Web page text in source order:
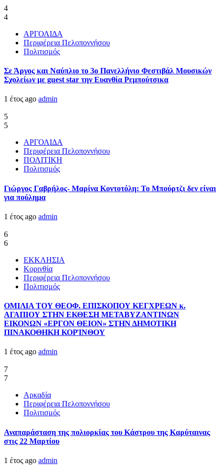
4
4
ΑΡΓΟΛΙΔΑ
Περιφέρεια Πελοποννήσου
Πολιτισμός
Σε Άργος και Ναύπλιο το 3ο Πανελλήνιο Φεστιβάλ Μουσικών
Σχολείων με guest star την Ευανθία Ρεμπούτσικα
1 έτος ago admin
5
5
ΑΡΓΟΛΙΔΑ
Περιφέρεια Πελοποννήσου
ΠΟΛΙΤΙΚΗ
Πολιτισμός
Γιώργος Γαβρήλος- Μαρίνα Κοντοτόλη: Το Μπούρτζι δεν είναι
για πούλημα
1 έτος ago admin
6
6
ΕΚΚΛΗΣΙΑ
Κορινθία
Περιφέρεια Πελοποννήσου
Πολιτισμός
ΟΜΙΛΙΑ ΤΟΥ ΘΕΟΦ. ΕΠΙΣΚΟΠΟΥ ΚΕΓΧΡΕΩΝ κ.
ΑΓΑΠΙΟΥ ΣΤΗΝ ΕΚΘΕΣΗ ΜΕΤΑΒΥΖΑΝΤΙΝΩΝ
ΕΙΚΟΝΩΝ «ΕΡΓΟΝ ΘΕΙΟΝ» ΣΤΗΝ ΔΗΜΟΤΙΚΗ
ΠΙΝΑΚΟΘΗΚΗ ΚΟΡΊΝΘΟΥ
1 έτος ago admin
7
7
Αρκαδία
Περιφέρεια Πελοποννήσου
Πολιτισμός
Αναπαράσταση της πολιορκίας του Κάστρου της Καρύταινας
στις 22 Μαρτίου
1 έτος ago admin